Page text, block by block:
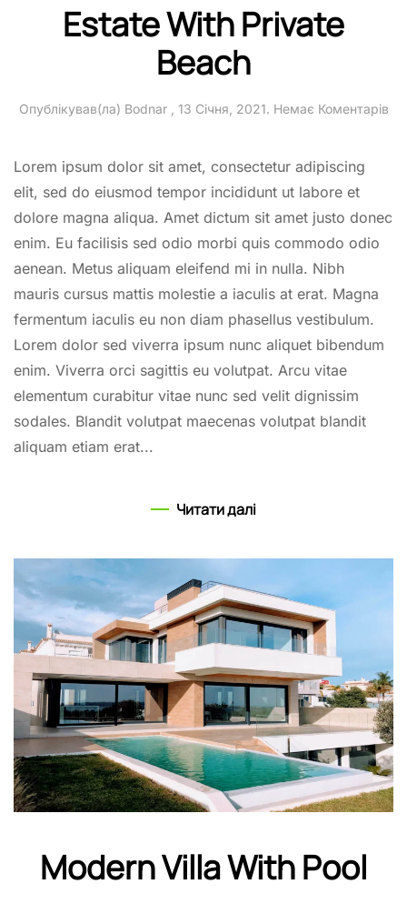
Estate With Private
Beach
Опублікував(ла) Bodnar, 13 Січня, 2021. Немає Коментарівдо
Lorem ipsum dolor sit amet, consectetur adipiscing
elit, sed do eiusmod tempor incididunt ut labore et
dolore magna aliqua. Amet dictum sit amet justo donec
enim. Eu facilisis sed odio morbi quis commodo odio
aenean. Metus aliquam eleifend mi in nulla. Nibh
mauris cursus mattis molestie a iaculis at erat. Magna
fermentum iaculis eu non diam phasellus vestibulum.
Lorem dolor sed viverra ipsum nunc aliquet bibendum
enim. Viverra orci sagittis eu volutpat. Arcu vitae
elementum curabitur vitae nunc sed velit dignissim
sodales. Blandit volutpat maecenas volutpat blandit
aliquam etiam erat...
Читати далі
Modern Villa With Pool